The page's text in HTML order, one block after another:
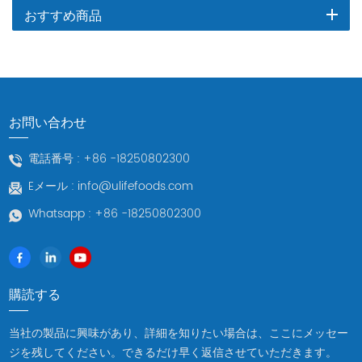
おすすめ商品
お問い合わせ
電話番号 : +86 -18250802300
Eメール : info@ulifefoods.com
Whatsapp : +86 -18250802300
購読する
当社の製品に興味があり、詳細を知りたい場合は、ここにメッセー
ジを残してください。できるだけ早く返信させていただきます。